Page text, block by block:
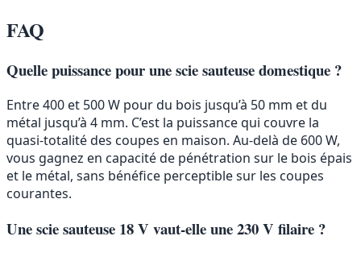
FAQ
Quelle puissance pour une scie sauteuse domestique ?
Entre 400 et 500 W pour du bois jusqu’à 50 mm et du
métal jusqu’à 4 mm. C’est la puissance qui couvre la
quasi-totalité des coupes en maison. Au-delà de 600 W,
vous gagnez en capacité de pénétration sur le bois épais
et le métal, sans bénéfice perceptible sur les coupes
courantes.
Une scie sauteuse 18 V vaut-elle une 230 V filaire ?